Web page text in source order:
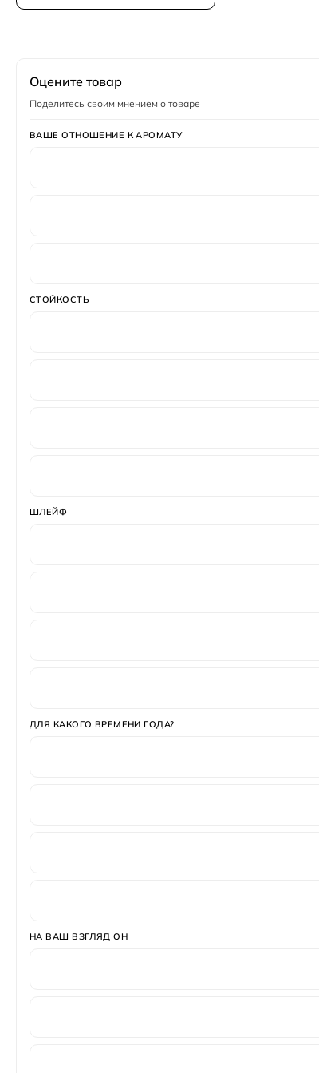
Год создания 2017
ПолОцените товар
Поделитесь своим мнением о товаре
ВАШЕ ОТНОШЕНИЕ К АРОМАТУ
СТОЙКОСТЬ
ШЛЕЙФ
ДЛЯ КАКОГО ВРЕМЕНИ ГОДА?
НА ВАШ ВЗГЛЯД ОН